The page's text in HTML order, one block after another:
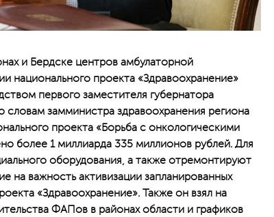
и Бердске центров амбулаторной
национального проекта «Здравоохранение»
первого заместителя губернатора
замминистра здравоохранения региона
проекта «Борьба с онкологическими
более 1 миллиарда 335 миллионов рублей. Для
оборудования, а также отремонтируют
важность активизации запланированных
«Здравоохранение». Также он взял на
ФАПов в районах области и графиков